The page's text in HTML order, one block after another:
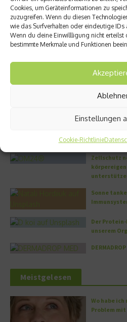
Cookies, um Geräteinformationen zu
zuzugreifen. Wenn du diesen
wie das Surfverhalten oder eindeutige IDs
Wenn du deine Einwillligung nicht erteilst
bestimmte Merkmale und Funktionen
Einstellungen
Cookie-Richtlinie
Deutsche vernachlässigen
müssen Sie
Zellschutz
Sonne
Der
unserem
Meistgelesen
Wo habe ich
Problem